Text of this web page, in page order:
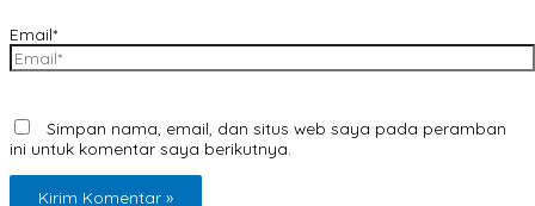
Email*
Simpan nama, email, dan situs web saya pada peramban
ini untuk komentar saya berikutnya.